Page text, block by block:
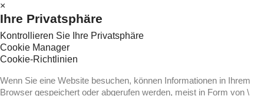
×
Ihre Privatsphäre
Kontrollieren Sie Ihre Privatsphäre
Cookie Manager
Cookie-Richtlinien
Wenn Sie eine Website besuchen, können Informationen in Ihrem
Browser gespeichert oder abgerufen werden, meist in Form von \